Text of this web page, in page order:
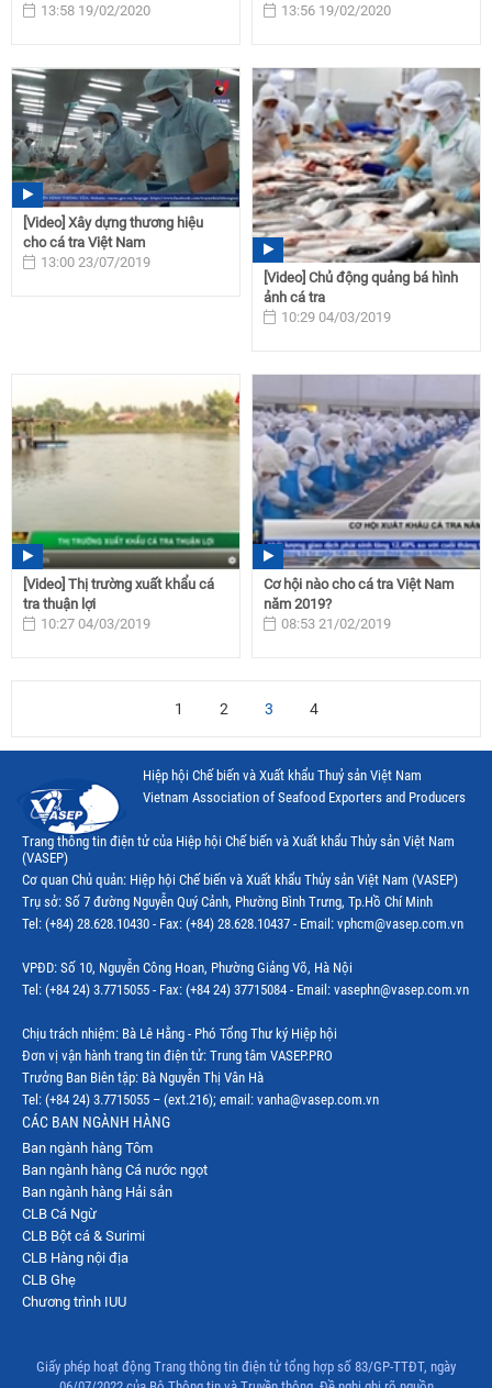
13:58 19/02/2020
13:56 19/02/2020
[Video] Xây dựng thương hiệu
cho cá tra Việt Nam
13:00 23/07/2019
[Video] Chủ động quảng bá hình
ảnh cá tra
10:29 04/03/2019
[Video] Thị trường xuất khẩu cá
tra thuận lợi
10:27 04/03/2019
Cơ hội nào cho cá tra Việt Nam
năm 2019?
08:53 21/02/2019
1 2 3 4
Hiệp hội Chế biến và Xuất khẩu Thuỷ sản Việt Nam
Vietnam Association of Seafood Exporters and Producers
Trang thông tin điện tử của Hiệp hội Chế biến và Xuất khẩu Thủy sản Việt Nam
(VASEP)
Cơ quan Chủ quản: Hiệp hội Chế biến và Xuất khẩu Thủy sản Việt Nam (VASEP)
Trụ sở: Số 7 đường Nguyễn Quý Cảnh, Phường Bình Trưng, Tp.Hồ Chí Minh
Tel: (+84) 28.628.10430 - Fax: (+84) 28.628.10437 - Email: vphcm@vasep.com.vn
VPĐD: Số 10, Nguyễn Công Hoan, Phường Giảng Võ, Hà Nội
Tel: (+84 24) 3.7715055 - Fax: (+84 24) 37715084 - Email: vasephn@vasep.com.vn
Chịu trách nhiệm: Bà Lê Hằng - Phó Tổng Thư ký Hiệp hội
Đơn vị vận hành trang tin điện tử: Trung tâm VASEP.PRO
Trưởng Ban Biên tập: Bà Nguyễn Thị Vân Hà
Tel: (+84 24) 3.7715055 – (ext.216); email: vanha@vasep.com.vn
CÁC BAN NGÀNH HÀNG
Ban ngành hàng Tôm
Ban ngành hàng Cá nước ngọt
Ban ngành hàng Hải sản
CLB Cá Ngừ
CLB Bột cá & Surimi
CLB Hàng nội địa
CLB Ghẹ
Chương trình IUU
Giấy phép hoạt động Trang thông tin điện tử tổng hợp số 83/GP-TTĐT, ngày